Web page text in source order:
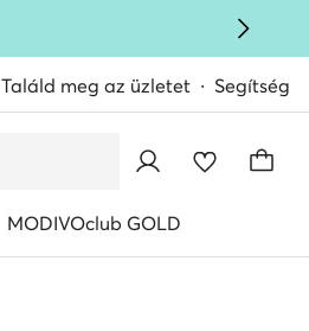
Találd meg az üzletet Segítség
MODIVOclub GOLD